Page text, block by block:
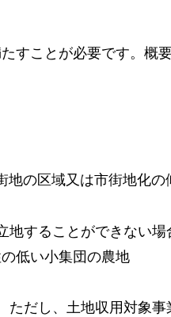
すことが必要です。概
地の区域又は市街地化
地することができない場
低い小集団の農地
ただし、土地収用対象事